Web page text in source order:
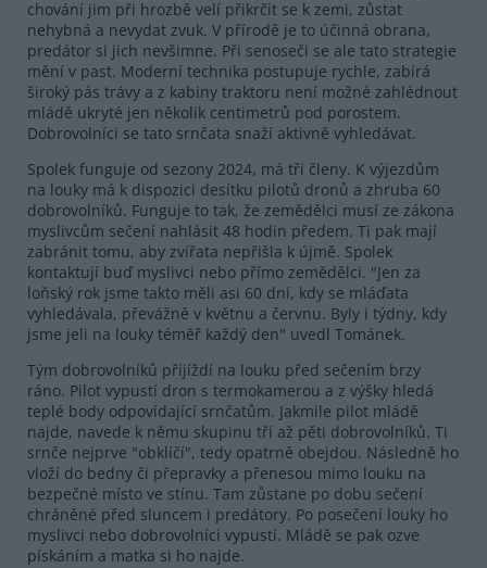
chování jim při hrozbě velí přikrčit se k zemi, zůstat
nehybná a nevydat zvuk. V přírodě je to účinná obrana,
predátor si jich nevšimne. Při senoseči se ale tato strategie
mění v past. Moderní technika postupuje rychle, zabírá
široký pás trávy a z kabiny traktoru není možné zahlédnout
mládě ukryté jen několik centimetrů pod porostem.
Dobrovolníci se tato srnčata snaží aktivně vyhledávat.
Spolek funguje od sezony 2024, má tři členy. K výjezdům
na louky má k dispozici desítku pilotů dronů a zhruba 60
dobrovolníků. Funguje to tak, že zemědělci musí ze zákona
myslivcům sečení nahlásit 48 hodin předem. Ti pak mají
zabránit tomu, aby zvířata nepřišla k újmě. Spolek
kontaktují buď myslivci nebo přímo zemědělci. "Jen za
loňský rok jsme takto měli asi 60 dní, kdy se mláďata
vyhledávala, převážně v květnu a červnu. Byly i týdny, kdy
jsme jeli na louky téměř každý den" uvedl Tománek.
Tým dobrovolníků přijíždí na louku před sečením brzy
ráno. Pilot vypustí dron s termokamerou a z výšky hledá
teplé body odpovídající srnčatům. Jakmile pilot mládě
najde, navede k němu skupinu tří až pěti dobrovolníků. Ti
srnče nejprve "obklíčí", tedy opatrně obejdou. Následně ho
vloží do bedny či přepravky a přenesou mimo louku na
bezpečné místo ve stínu. Tam zůstane po dobu sečení
chráněné před sluncem i predátory. Po posečení louky ho
myslivci nebo dobrovolníci vypustí. Mládě se pak ozve
pískáním a matka si ho najde.